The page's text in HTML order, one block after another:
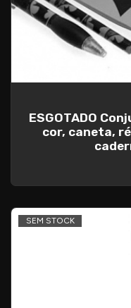
ESGOTADO
cor, caneta,
SEM STOCK